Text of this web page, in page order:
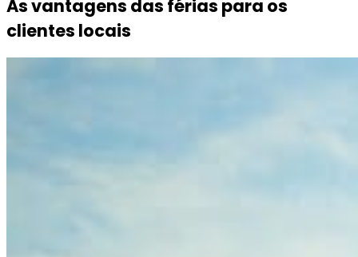
As vantagens das férias para os
clientes locais